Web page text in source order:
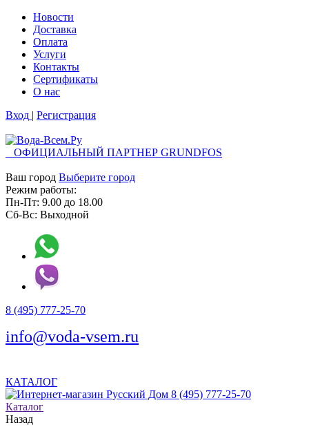
Новости
Доставка
Оплата
Услуги
Контакты
Cертификаты
О нас
Вход | Регистрация
ОФИЦИАЛЬНЫЙ ПАРТНЕР GRUNDFOS
Ваш город Выберите город
Режим работы:
Пн-Пт: 9.00 до 18.00
Сб-Вс: Выходной
8 (495) 777-25-70
info@voda-vsem.ru
КАТАЛОГ
8 (495) 777-25-70
Каталог
Назад